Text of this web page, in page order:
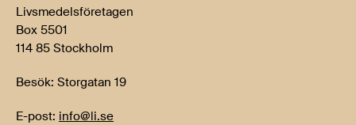
Livsmedelsföretagen
Box 5501
114 85 Stockholm
Besök: Storgatan 19
E-post: info@li.se